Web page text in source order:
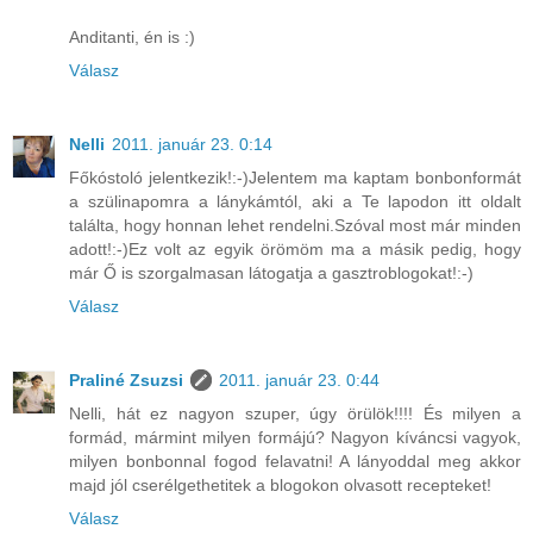
Anditanti, én is :)
Válasz
Nelli 2011. január 23. 0:14
Főkóstoló jelentkezik!:-)Jelentem ma kaptam bonbonformát
a szülinapomra a lánykámtól, aki a Te lapodon itt oldalt
találta, hogy honnan lehet rendelni.Szóval most már minden
adott!:-)Ez volt az egyik örömöm ma a másik pedig, hogy
már Ő is szorgalmasan látogatja a gasztroblogokat!:-)
Válasz
Praliné Zsuzsi
2011. január 23. 0:44
Nelli, hát ez nagyon szuper, úgy örülök!!!! És milyen a
formád, mármint milyen formájú? Nagyon kíváncsi vagyok,
milyen bonbonnal fogod felavatni! A lányoddal meg akkor
majd jól cserélgethetitek a blogokon olvasott recepteket!
Válasz